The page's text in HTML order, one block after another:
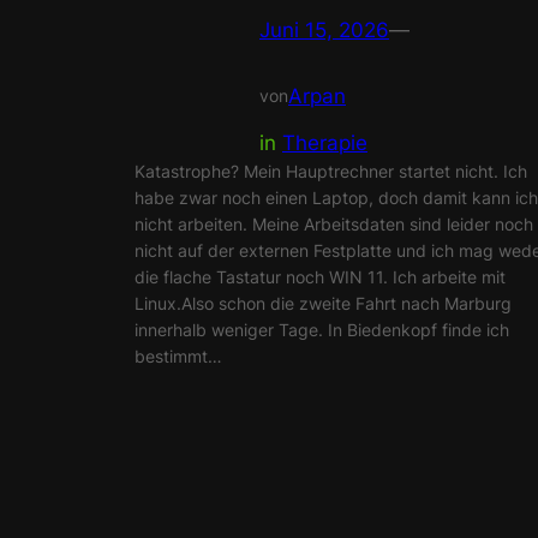
Juni 15, 2026—
vonArpan
in Therapie
Katastrophe? Mein Hauptrechner startet nicht. Ich
habe zwar noch einen Laptop, doch damit kann ich
nicht arbeiten. Meine Arbeitsdaten sind leider noch
nicht auf der externen Festplatte und ich mag
die flache Tastatur noch WIN 11. Ich arbeite mit
Linux.Also schon die zweite Fahrt nach Marburg
innerhalb weniger Tage. In Biedenkopf finde ich
bestimmt…